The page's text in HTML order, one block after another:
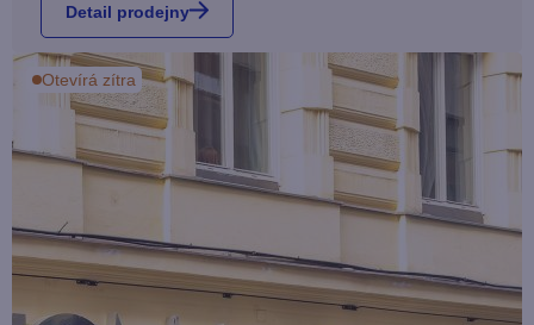
Detail prodejny
Otevírá zítra